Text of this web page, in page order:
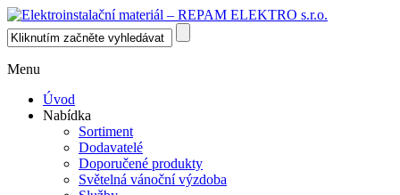
Menu
Úvod
Nabídka
Sortiment
Dodavatelé
Doporučené produkty
Světelná vánoční výzdoba